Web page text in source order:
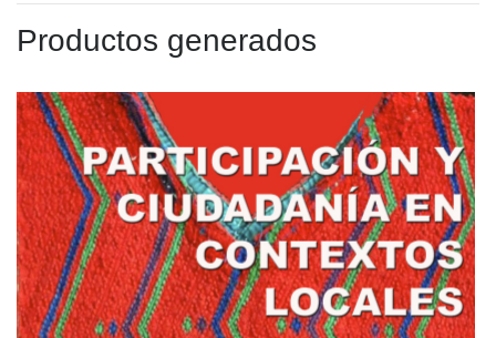
Productos generados